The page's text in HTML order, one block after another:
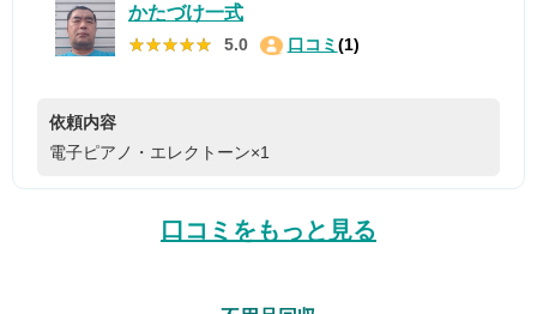
かたづけ一式
★★★★★
★★★★★ 5.0 口コミ (1)
依頼内容
電子ピアノ・エレクトーン×1
口コミをもっと見る